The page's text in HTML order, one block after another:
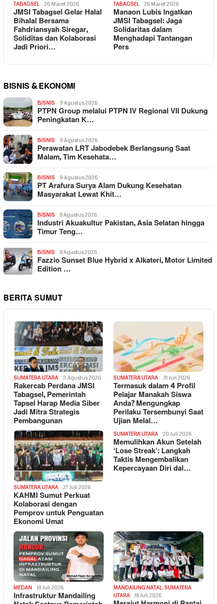
TABAGSEL 26 Maret 2026
JMSI Tabagsel Gelar Halal
Bihalal Bersama
Fahdriansyah Siregar,
Soliditas dan Kolaborasi
Jadi Priori…
TABAGSEL 26 Maret 2026
Manaon Lubis Ingatkan
JMSI Tabagsel: Jaga
Solidaritas dalam
Menghadapi Tantangan
Pers
BISNIS & EKONOMI
BISNIS 9 Agustus 2026
PTPN Group melalui PTPN IV Regional VII Dukung
Peningkatan K…
BISNIS 9 Agustus 2026
Perawatan LRT Jabodebek Berlangsung Saat
Malam, Tim Kesehata…
BISNIS 9 Agustus 2026
PT Arafura Surya Alam Dukung Kesehatan
Masyarakat Lewat Khit…
BISNIS 8 Agustus 2026
Industri Akuakultur Pakistan, Asia Selatan hingga
Timur Teng…
BISNIS 8 Agustus 2026
Fazzio Sunset Blue Hybrid x Alkateri, Motor Limited
Edition …
BERITA SUMUT
SUMATERA UTARA 3 Agustus 2026
Rakercab Perdana JMSI
Tabagsel, Pemerintah
Tapsel Harap Media Siber
Jadi Mitra Strategis
Pembangunan
SUMATERA UTARA 31 Juli 2026
Termasuk dalam 4 Profil
Pelajar Manakah Siswa
Anda? Mengungkap
Perilaku Tersembunyi Saat
Ujian Melal…
SUMATERA UTARA 27 Juli 2026
KAHMI Sumut Perkuat
Kolaborasi dengan
Pemprov untuk Penguatan
Ekonomi Umat
SUMATERA UTARA 20 Juli 2026
Memulihkan Akun Setelah
‘Lose Streak’: Langkah
Taktis Mengembalikan
Kepercayaan Diri dal…
MEDAN 18 Juli 2026
Infrastruktur Mandailing
MANDAILING NATAL, SUMATERA
UTARA
18 Juli 2026